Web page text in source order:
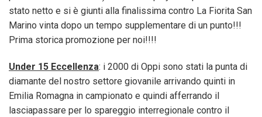
stato netto e si è giunti alla finalissima contro La Fiorita San
Marino vinta dopo un tempo supplementare di un punto!!!
Prima storica promozione per noi!!!!
Under 15 Eccellenza: i 2000 di Oppi sono stati la punta di
diamante del nostro settore giovanile arrivando quinti in
Emilia Romagna in campionato e quindi afferrando il
lasciapassare per lo spareggio interregionale contro il